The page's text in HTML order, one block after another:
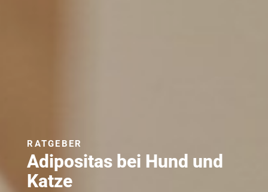
Adipositas bei Hund und
Katze
RATGEBER